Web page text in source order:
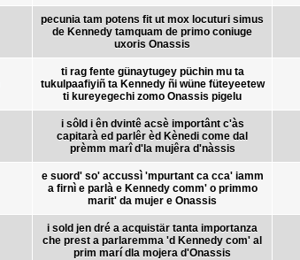
pecunia tam potens fit ut mox locuturi simus
de Kennedy tamquam de primo coniuge
uxoris Onassis
ti rag fente günaytugey püchin mu ta
tukulpaafiyiñ ta Kennedy ñi wüne füteyeetew
ti kureyegechi zomo Onassis pigelu
i sôld i ên dvintê acsè importânt c'às
capitarà ed parlêr èd Kènedi come dal
prèmm marî d'la mujêra d'nàssis
e suord' so' accussì 'mpurtant ca cca' iamm
a firnì e parlà e Kennedy comm' o primmo
marit' da mujer e Onassis
i sold jen dré a acquistär tanta importanza
che prest a parlaremma 'd Kennedy com' al
prim marí dla mojera d'Onassis